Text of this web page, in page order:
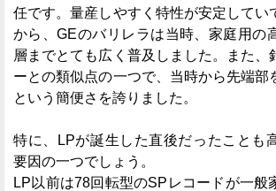
任です。量産しやすく特性が安定してい
から、GEのバリレラは当時、家庭用の
層までとても広く普及しました。また、
ーとの類似点の一つで、当時から先端部
という簡便さを誇りました。
特に、LPが誕生した直後だったことも
要因の一つでしょう。
LP以前は78回転型のSPレコードが一般